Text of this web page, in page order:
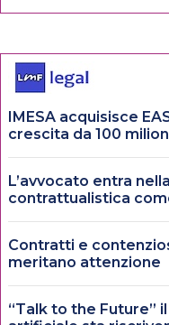
IMESA acquisisce
crescita da 100
L’avvocato entra
contrattualistica
Contratti e
meritano attenzione
“Talk to the Future”